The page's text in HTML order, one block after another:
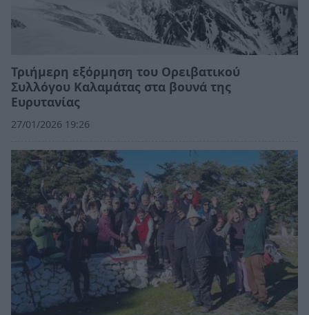
Τριήμερη εξόρμηση του Ορειβατικού
Συλλόγου Καλαμάτας στα βουνά της
Ευρυτανίας
27/01/2026 19:26